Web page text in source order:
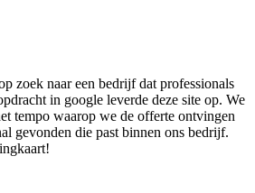
zoek naar een bedrijf dat professionals
in google leverde deze site op. We
tempo waarop we de offerte ontvingen
gevonden die past binnen ons bedrijf.